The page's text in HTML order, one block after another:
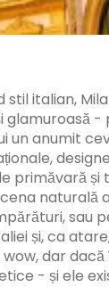
italian,
un anumit
primăvară
naturală
sau
și, ca
dar
- și ele